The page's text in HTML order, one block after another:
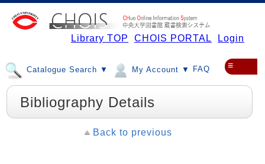
Library TOP CHOIS PORTAL Login
Catalogue Search ▼ My Account ▼ FAQ ≡
Bibliography Details
Back to previous